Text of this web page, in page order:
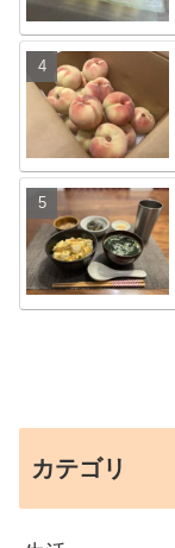
カテゴリ